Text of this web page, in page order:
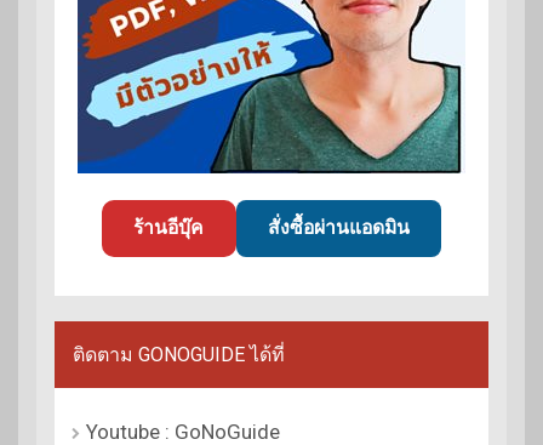
ร้านอีบุ๊ค สั่งซื้อผ่านแอดมิน
ติดตาม GONOGUIDE ได้ที่
Youtube : GoNoGuide